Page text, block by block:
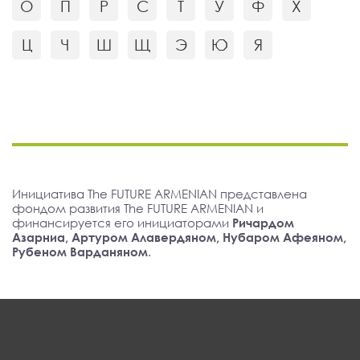
О П Р С Т У Ф Х
Ц Ч Ш Щ Э Ю Я
Инициатива The FUTURE ARMENIAN представлена
фондом развития The FUTURE ARMENIAN и
финансируется его инициаторами Ричардом
Азарниа, Артуром Алавердяном, Нубаром Афеяном,
Рубеном Варданяном.